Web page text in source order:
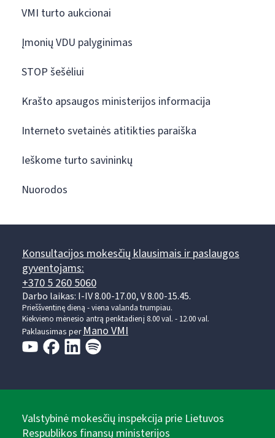
VMI turto aukcionai
Įmonių VDU palyginimas
STOP šešėliui
Krašto apsaugos ministerijos informacija
Interneto svetainės atitikties paraiška
Ieškome turto savininkų
Nuorodos
Konsultacijos mokesčių klausimais ir paslaugos
gyventojams:
+370 5 260 5060
Darbo laikas: I-IV 8.00-17.00, V 8.00-15.45.
Prieššventinę dieną - viena valanda trumpiau.
Kiekvieno mėnesio antrą penktadienį 8.00 val. - 12.00 val.
Paklausimas per Mano VMI
Valstybinė mokesčių inspekcija prie Lietuvos
Respublikos finansų ministerijos